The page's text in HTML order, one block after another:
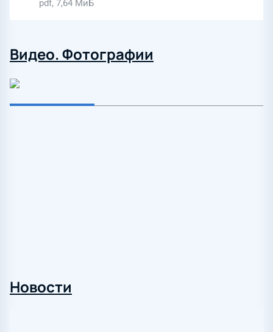
pdf, 7,64 МиБ
Видео. Фотографии
Новости